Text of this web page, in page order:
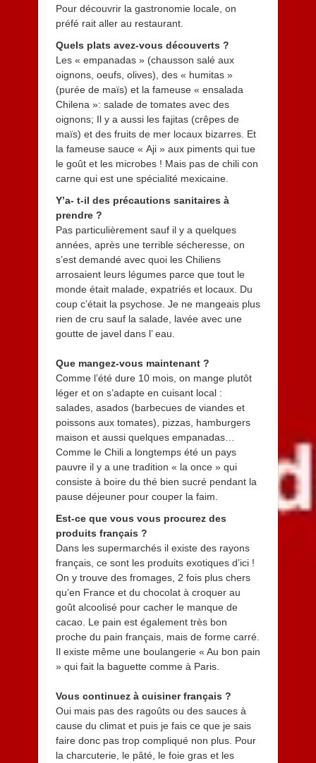
Pour découvrir la gastronomie locale, on
préfé rait aller au restaurant.
Quels plats avez-vous découverts ?
Les « empanadas » (chausson salé aux
oignons, oeufs, olives), des « humitas »
(purée de maïs) et la fameuse « ensalada
Chilena »: salade de tomates avec des
oignons; Il y a aussi les fajitas (crêpes de
maïs) et des fruits de mer locaux bizarres. Et
la fameuse sauce « Aji » aux piments qui tue
le goût et les microbes ! Mais pas de chili con
carne qui est une spécialité mexicaine.
Y’a- t-il des précautions sanitaires à
prendre ?
Pas particulièrement sauf il y a quelques
années, après une terrible sécheresse, on
s’est demandé avec quoi les Chiliens
arrosaient leurs légumes parce que tout le
monde était malade, expatriés et locaux. Du
coup c’était la psychose. Je ne mangeais plus
rien de cru sauf la salade, lavée avec une
goutte de javel dans l’ eau.
Que mangez-vous maintenant ?
Comme l’été dure 10 mois, on mange plutôt
léger et on s’adapte en cuisant local :
salades, asados (barbecues de viandes et
poissons aux tomates), pizzas, hamburgers
maison et aussi quelques empanadas…
Comme le Chili a longtemps été un pays
pauvre il y a une tradition « la once » qui
consiste à boire du thé bien sucré pendant la
pause déjeuner pour couper la faim.
Est-ce que vous vous procurez des
produits français ?
Dans les supermarchés il existe des rayons
français, ce sont les produits exotiques d’ici !
On y trouve des fromages, 2 fois plus chers
qu’en France et du chocolat à croquer au
goût alcoolisé pour cacher le manque de
cacao. Le pain est également très bon
proche du pain français, mais de forme carré.
Il existe même une boulangerie « Au bon pain
» qui fait la baguette comme à Paris.
Vous continuez à cuisiner français ?
Oui mais pas des ragoûts ou des sauces à
cause du climat et puis je fais ce que je sais
faire donc pas trop compliqué non plus. Pour
la charcuterie, le pâté, le foie gras et les